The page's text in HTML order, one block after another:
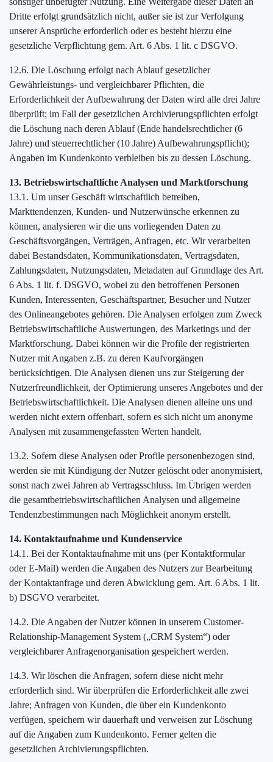
Dritte erfolgt grundsätzlich nicht, außer sie ist zur Verfolgung
unserer Ansprüche erforderlich oder es besteht hierzu eine
gesetzliche Verpflichtung gem. Art. 6 Abs. 1 lit. c DSGVO.
12.6. Die Löschung erfolgt nach Ablauf gesetzlicher
Gewährleistungs- und vergleichbarer Pflichten, die
Erforderlichkeit der Aufbewahrung der Daten wird alle drei Jahre
überprüft; im Fall der gesetzlichen Archivierungspflichten erfolgt
die Löschung nach deren Ablauf (Ende handelsrechtlicher (6
Jahre) und steuerrechtlicher (10 Jahre) Aufbewahrungspflicht);
Angaben im Kundenkonto verbleiben bis zu dessen Löschung.
13. Betriebswirtschaftliche Analysen und Marktforschung
13.1. Um unser Geschäft wirtschaftlich betreiben,
Markttendenzen, Kunden- und Nutzerwünsche erkennen zu
können, analysieren wir die uns vorliegenden Daten zu
Geschäftsvorgängen, Verträgen, Anfragen, etc. Wir verarbeiten
dabei Bestandsdaten, Kommunikationsdaten, Vertragsdaten,
Zahlungsdaten, Nutzungsdaten, Metadaten auf Grundlage des Art.
6 Abs. 1 lit. f. DSGVO, wobei zu den betroffenen Personen
Kunden, Interessenten, Geschäftspartner, Besucher und Nutzer
des Onlineangebotes gehören. Die Analysen erfolgen zum Zweck
Betriebswirtschaftliche Auswertungen, des Marketings und der
Marktforschung. Dabei können wir die Profile der registrierten
Nutzer mit Angaben z.B. zu deren Kaufvorgängen
berücksichtigen. Die Analysen dienen uns zur Steigerung der
Nutzerfreundlichkeit, der Optimierung unseres Angebotes und der
Betriebswirtschaftlichkeit. Die Analysen dienen alleine uns und
werden nicht extern offenbart, sofern es sich nicht um anonyme
Analysen mit zusammengefassten Werten handelt.
13.2. Sofern diese Analysen oder Profile personenbezogen sind,
werden sie mit Kündigung der Nutzer gelöscht oder anonymisiert,
sonst nach zwei Jahren ab Vertragsschluss. Im Übrigen werden
die gesamtbetriebswirtschaftlichen Analysen und allgemeine
Tendenzbestimmungen nach Möglichkeit anonym erstellt.
14. Kontaktaufnahme und Kundenservice
14.1. Bei der Kontaktaufnahme mit uns (per Kontaktformular
oder E-Mail) werden die Angaben des Nutzers zur Bearbeitung
der Kontaktanfrage und deren Abwicklung gem. Art. 6 Abs. 1 lit.
b) DSGVO verarbeitet.
14.2. Die Angaben der Nutzer können in unserem Customer-
Relationship-Management System („CRM System“) oder
vergleichbarer Anfragenorganisation gespeichert werden.
14.3. Wir löschen die Anfragen, sofern diese nicht mehr
erforderlich sind. Wir überprüfen die Erforderlichkeit alle zwei
Jahre; Anfragen von Kunden, die über ein Kundenkonto
verfügen, speichern wir dauerhaft und verweisen zur Löschung
auf die Angaben zum Kundenkonto. Ferner gelten die
gesetzlichen Archivierungspflichten.